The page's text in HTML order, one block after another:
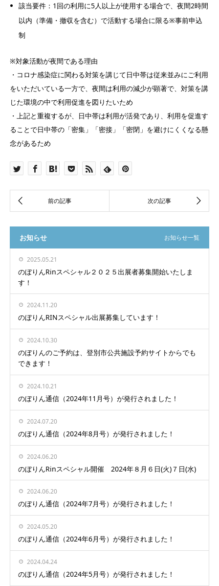
該当要件：1回の利用に5人以上が使用する場合で、夜間2時間
以内（準備・撤収を含む）で活動する場合に限る※事前申込
制
※対象活動が夜間である理由
・コロナ感染症に関わる対策を講じて日中帯は従来並みにご利用
をいただいている一方で、夜間は利用の減少が顕著で、対策を講
じた環境の中で利用促進を図りたいため
・上記と重複するが、日中帯は利用が活発であり、利用を促進す
ることで日中帯の「密集」「密接」「密閉」を避けにくくなる懸
念があるため
お知らせ お知らせ一覧
2025.05.21
のぼりんRinスペシャル２０２５出展者募集開始いたしま
す！
2024.11.20
のぼりんRINスペシャル出展募集しています！
2024.10.30
のぼりんのご予約は、登別市公共施設予約サイトからでも
できます！
2024.10.21
のぼりん通信（2024年11月号）が発行されました！
2024.07.20
のぼりん通信（2024年8月号）が発行されました！
2024.06.20
のぼりんRinスペシャル開催 2024年８月６日(火)７日(水)
2024.06.20
のぼりん通信（2024年7月号）が発行されました！
2024.05.20
のぼりん通信（2024年6月号）が発行されました！
2024.04.24
のぼりん通信（2024年5月号）が発行されました！